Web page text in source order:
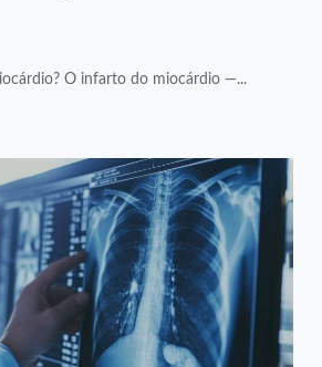
O infarto do miocárdio —...